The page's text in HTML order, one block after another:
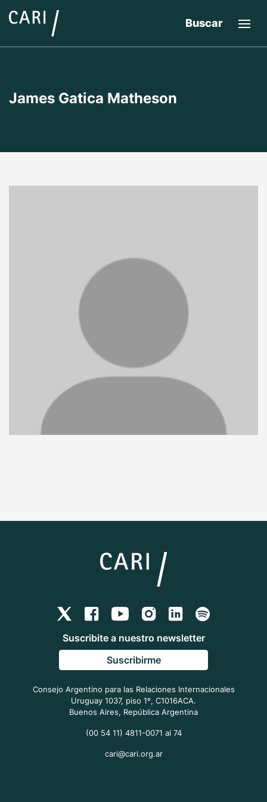
Buscar
James Gatica Matheson
Consejo Argentino para las Relaciones Internacionales
Uruguay 1037, piso 1º, C1016ACA.
Buenos Aires, República Argentina
(00 54 11) 4811-0071 al 74
cari@cari.org.ar
Suscribite a nuestro newsletter
Suscribirme